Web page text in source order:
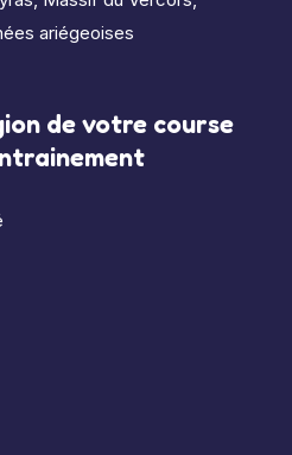
ariégeoises
de votre course